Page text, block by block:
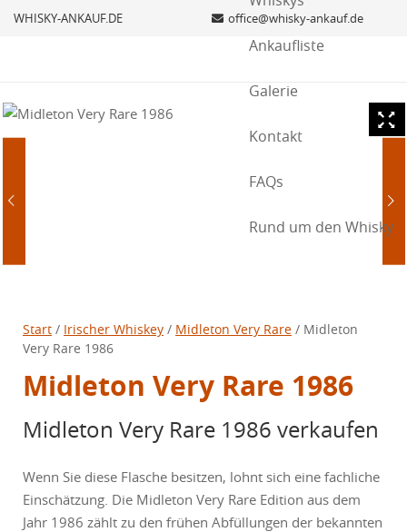
WHISKY-ANKAUF.DE office@whisky-ankauf.de
Ankaufliste
Galerie
Kontakt
FAQs
Rund um den Whisky
Start / Irischer Whiskey / Midleton Very Rare / Midleton
Very Rare 1986
Midleton Very Rare 1986
Midleton Very Rare 1986 verkaufen
Wenn Sie diese Flasche besitzen, lohnt sich eine fachliche
Einschätzung. Die Midleton Very Rare Edition aus dem
Jahr 1986 zählt zu den frühen Abfüllungen der bekannten